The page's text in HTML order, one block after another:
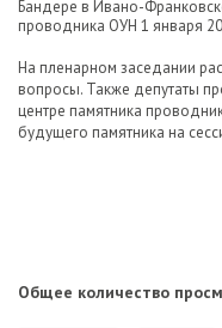
Бандере в Ивано-
проводника ОУН 1 января
На пленарном заседании
вопросы. Также депутаты
центре памятника
будущего памятника на
Общее количество